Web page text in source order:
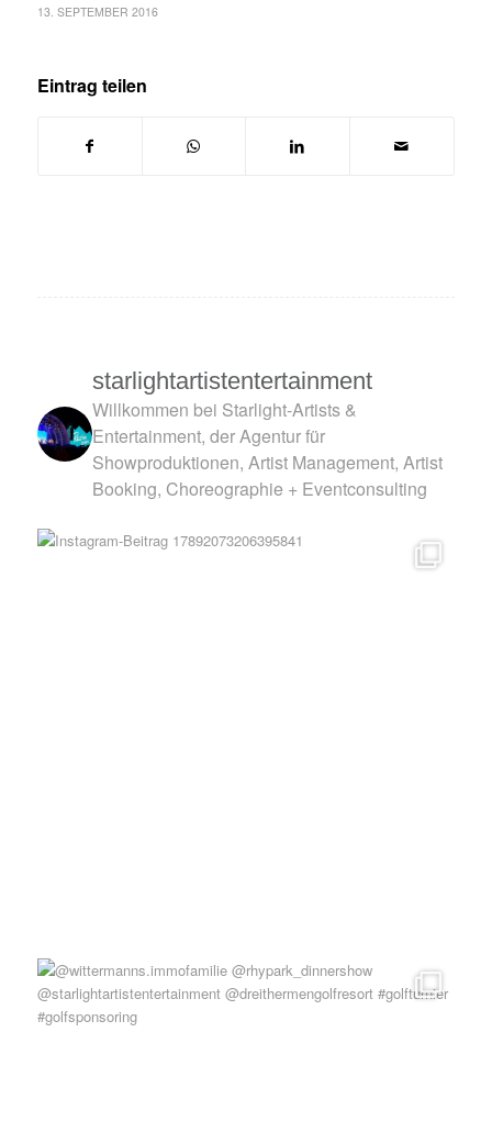
13. SEPTEMBER 2016
Eintrag teilen
starlightartistentertainment
Willkommen bei Starlight-Artists &
Entertainment, der Agentur für
Showproduktionen, Artist Management, Artist
Booking, Choreographie + Eventconsulting